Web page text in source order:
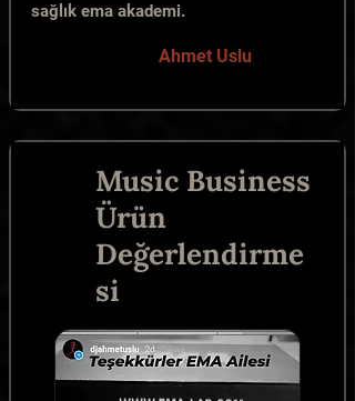
sağlık ema akademi.
Ahmet Uslu
Music Business
Ürün
Değerlendirme
si